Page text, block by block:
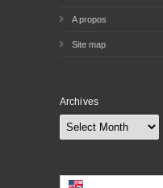
A propos
Site map
Archives
Archives